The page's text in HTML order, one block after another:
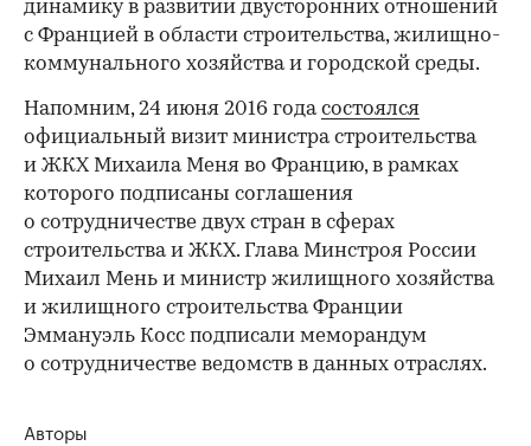
динамику в развитии двусторонних отношений
с Францией в области строительства, жилищно-
коммунального хозяйства и городской среды.
Напомним, 24 июня 2016 годасостоялся
официальный визит министра строительства
и ЖКХ Михаила Меня во Францию, в рамках
которого подписаны соглашения
о сотрудничестве двух стран в сферах
строительства и ЖКХ. Глава Минстроя России
Михаил Мень и министр жилищного хозяйства
и жилищного строительства Франции
Эммануэль Косс подписали меморандум
о сотрудничестве ведомств в данных отраслях.
Авторы